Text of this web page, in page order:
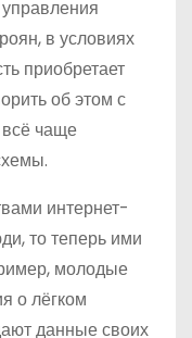
в условиях
приобретает
об этом с
всё чаще
интернет-
то теперь ими
молодые
о лёгком
данные своих